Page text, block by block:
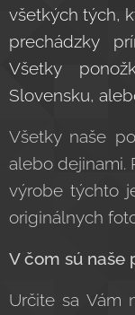
všetkých tých,
prechádzky
Všetky
Slovensku,
Všetky naše
alebo dejinami.
výrobe týchto
originálnych
V čom sú naše
Určite sa Vám